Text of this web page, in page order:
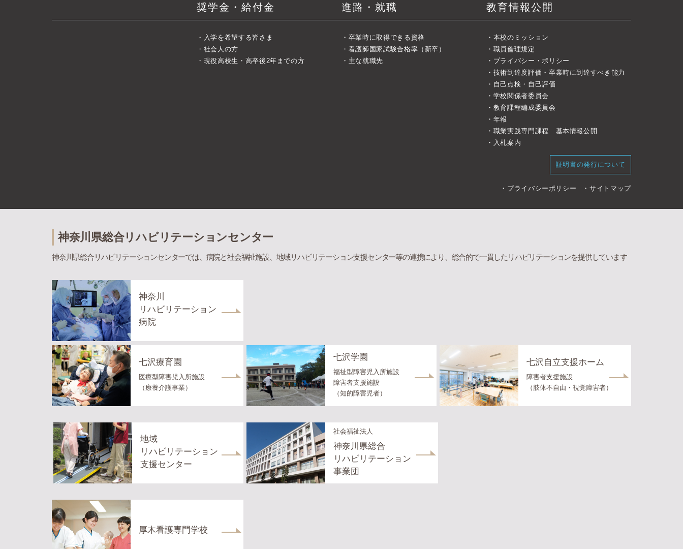
奨学金・給付金
入学を希望する皆さま
社会人の方
現役高校生・高卒後2年までの方
進路・就職
卒業時に取得できる資格
看護師国家試験合格率（新卒）
主な就職先
教育情報公開
本校のミッション
職員倫理規定
プライバシー・ポリシー
技術到達度評価・卒業時に到達すべき能力
自己点検・自己評価
学校関係者委員会
教育課程編成委員会
年報
職業実践専門課程 基本情報公開
入札案内
証明書の発行について
プライバシーポリシー サイトマップ
神奈川県総合リハビリテーションセンター
神奈川県総合リハビリテーションセンターでは、病院と社会福祉施設、地域リハビリテーション支援センター等の連携により、総合的で一貫したリハビリテーションを提供しています
神奈川
リハビリテーション
病院
七沢療育園
医療型障害児入所施設
（療養介護事業）
七沢学園
福祉型障害児入所施設
障害者支援施設
（知的障害児者）
七沢自立支援ホーム
障害者支援施設
（肢体不自由・視覚障害者）
地域
リハビリテーション
支援センター
社会福祉法人
神奈川県総合
リハビリテーション
事業団
厚木看護専門学校